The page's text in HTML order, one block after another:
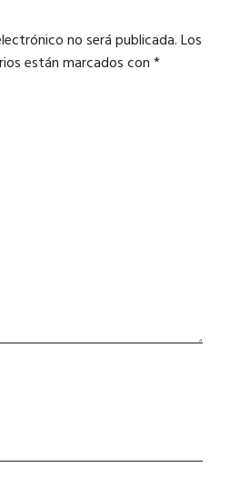
no será publicada.Los
están marcados con*